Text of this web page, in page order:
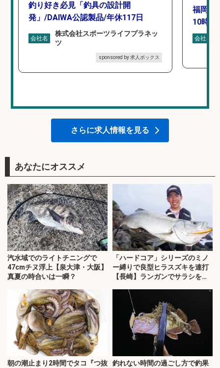
釣り好き必見「釣具の設計開
発」/DAIWA公認製品/年休117日
会社名
株式会社スポーツライフプラネッ
ツ
sponsored by 求人ボックス
福岡「
10時間
会社名
さらに求人情報を見る
あなたにオススメ
汽水域でのライトチニングで
47cmチヌ浮上【泉大津・大阪】
真夏の時合いは一瞬？
「ハードコア」シリーズのミノ
ー縛りで良型ヒラスズキを連打
【長崎】ランガンでサラシを攻
朝の潮止まり2時間でタコ『つ抜
釣れない時間の過ごし方で釣果